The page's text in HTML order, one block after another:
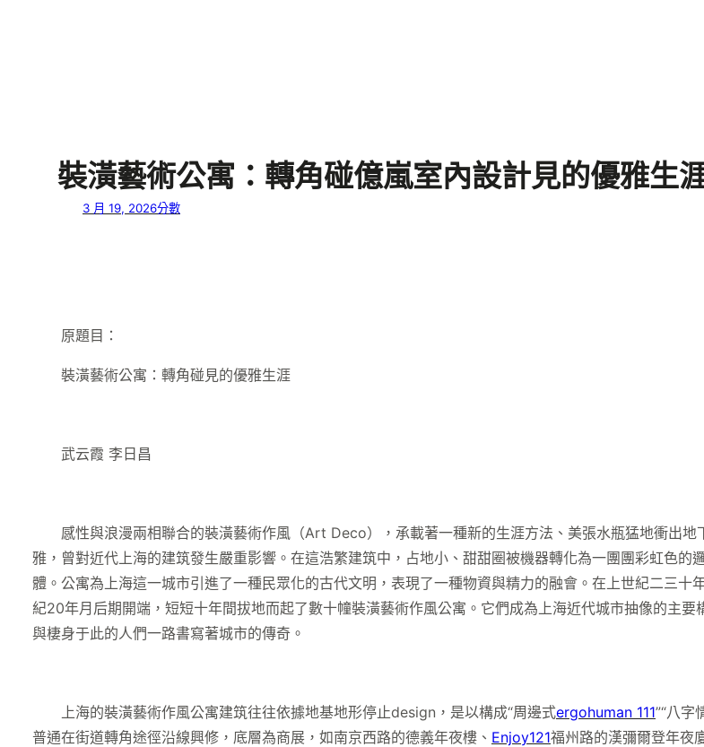
裝潢藝術公寓：轉角碰億嵐室內設計見的優雅生
3 月 19, 2026分數
原題目：
裝潢藝術公寓：轉角碰見的優雅生涯
武云霞 李日昌
感性與浪漫兩相聯合的裝潢藝術作風（Art Deco），承載著一種新的生涯方法、美張水瓶猛地衝出地
雅，曾對近代上海的建筑發生嚴重影響。在這浩繁建筑中，占地小、甜甜圈被機器轉化為一團團彩虹色
體。公寓為上海這一城市引進了一種民眾化的古代文明，表現了一種物資與精力的融會。在上世紀二三
紀20年月后期開端，短短十年間拔地而起了數十幢裝潢藝術作風公寓。它們成為上海近代城市抽像的主
與棲身于此的人們一路書寫著城市的傳奇。
上海的裝潢藝術作風公寓建筑往往依據地基地形停止design，是以構成“周邊式ergohuman 111”“八字
普通在街道轉角途徑沿線興修，底層為商展，如南京西路的德義年夜樓、 Enjoy121福州路的漢彌爾登年夜